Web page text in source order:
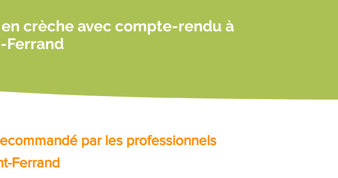
crèche avec compte-rendu à
Ferrand
par les professionnels
Ferrand